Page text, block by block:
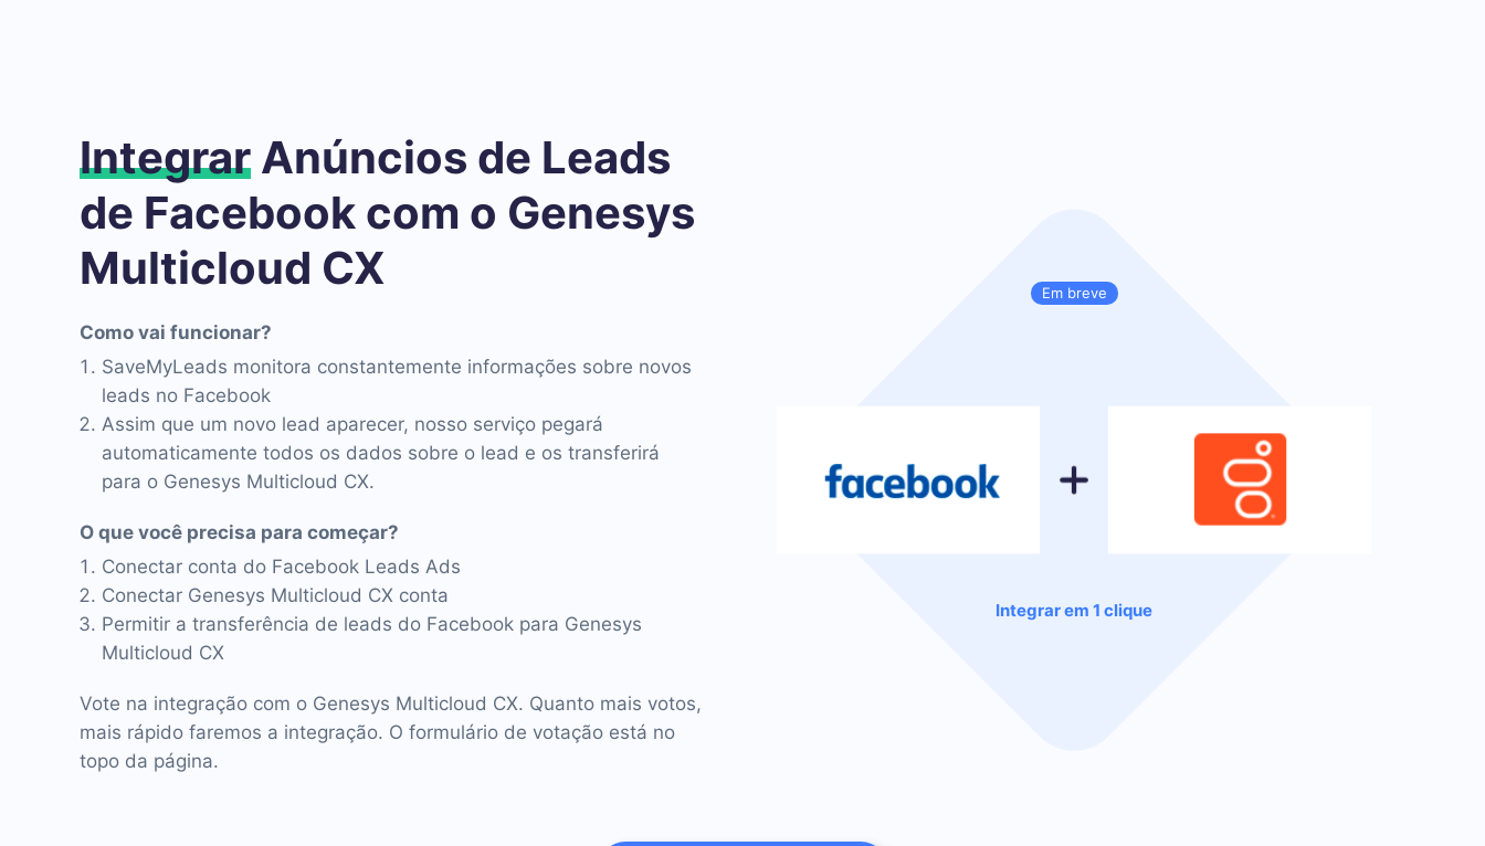
Em breve
Integrar em 1 clique
Integrar Anúncios de Leads
de Facebook com o Genesys
Multicloud CX
Como vai funcionar?
SaveMyLeads monitora constantemente informações sobre novos
leads no Facebook
Assim que um novo lead aparecer, nosso serviço pegará
automaticamente todos os dados sobre o lead e os transferirá
para o Genesys Multicloud CX.
O que você precisa para começar?
Conectar conta do Facebook Leads Ads
Conectar Genesys Multicloud CX conta
Permitir a transferência de leads do Facebook para Genesys
Multicloud CX
Vote na integração com o Genesys Multicloud CX. Quanto mais votos,
mais rápido faremos a integração. O formulário de votação está no
topo da página.